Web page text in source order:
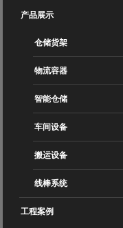
产品展示
仓储货架
物流容器
智能仓储
车间设备
搬运设备
线棒系统
工程案例